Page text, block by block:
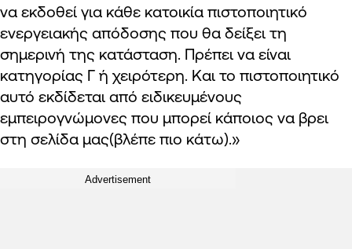
να εκδοθεί για κάθε κατοικία πιστοποιητικό
ενεργειακής απόδοσης που θα δείξει τη
σημερινή της κατάσταση. Πρέπει να είναι
κατηγορίας Γ ή χειρότερη. Και το πιστοποιητικό
αυτό εκδίδεται από ειδικευμένους
εμπειρογνώμονες που μπορεί κάποιος να βρει
στη σελίδα μας(βλέπε πιο κάτω).»
Advertisement